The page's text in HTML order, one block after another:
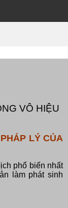
VÔ HIỆU
LÝ CỦA
phổ biến nhất
làm phát sinh